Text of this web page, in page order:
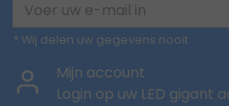
* Wij delen uw gegevens nooit
Mijn account
Login op uw LED gigant